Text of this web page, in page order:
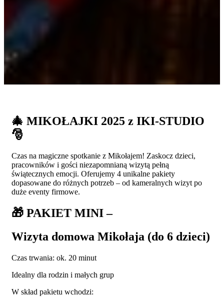
🎄 MIKOŁAJKI 2025 z IKI-STUDIO
🎅
Czas na magiczne spotkanie z Mikołajem! Zaskocz dzieci,
pracowników i gości niezapomnianą wizytą pełną
świątecznych emocji. Oferujemy 4 unikalne pakiety
dopasowane do różnych potrzeb – od kameralnych wizyt po
duże eventy firmowe.
🎁 PAKIET MINI –
Wizyta domowa Mikołaja (do 6 dzieci)
Czas trwania: ok. 20 minut
Idealny dla rodzin i małych grup
W skład pakietu wchodzi: